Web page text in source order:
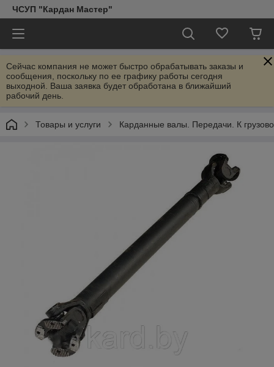
ЧСУП "Кардан Мастер"
Сейчас компания не может быстро обрабатывать заказы и
сообщения, поскольку по ее графику работы сегодня
выходной. Ваша заявка будет обработана в ближайший
рабочий день.
Товары и услуги Карданные валы. Передачи. К